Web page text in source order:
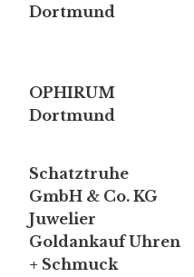
Dortmund
OPHIRUM
Dortmund
Schatztruhe
GmbH & Co. KG
Juwelier
Goldankauf Uhren
+ Schmuck